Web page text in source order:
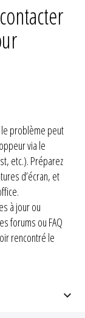
problème peut
via le
etc.). Préparez
d’écran, et
à jour ou
forums ou FAQ
rencontré le
keyboard_arrow_down